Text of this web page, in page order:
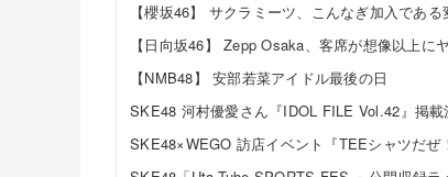
【日向坂46】 Zepp Osaka、客席が想像以上に
【NMB48】 安部若菜アイドル最後の日